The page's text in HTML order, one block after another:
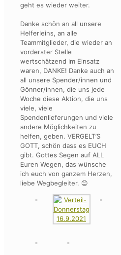
geht es wieder weiter.
Danke schön an all unsere
Helferleins, an alle
Teammitglieder, die wieder an
vorderster Stelle
wertschätzend im Einsatz
waren, DANKE! Danke auch an
all unsere Spender/innen und
Gönner/innen, die uns jede
Woche diese Aktion, die uns
viele, viele
Spendenlieferungen und viele
andere Möglichkeiten zu
helfen, geben. VERGELT’S
GOTT, schön dass es EUCH
gibt. Gottes Segen auf ALL
Euren Wegen, das wünsche
ich euch von ganzem Herzen,
liebe Wegbegleiter. 😊